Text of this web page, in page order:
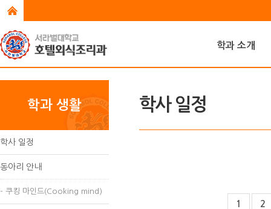
학과 소개
학과 생활
학사 일정
동아리 안내
- 쿠킹 마인드(Cooking mind)
학사 일정
1 2